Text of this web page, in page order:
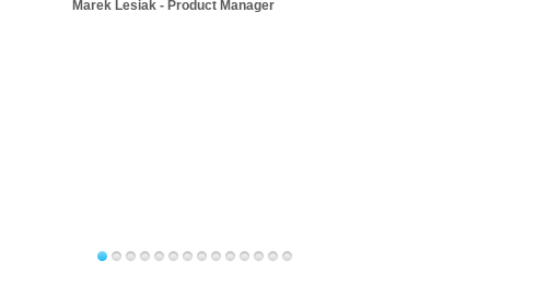
Marek Lesiak - Product Manager